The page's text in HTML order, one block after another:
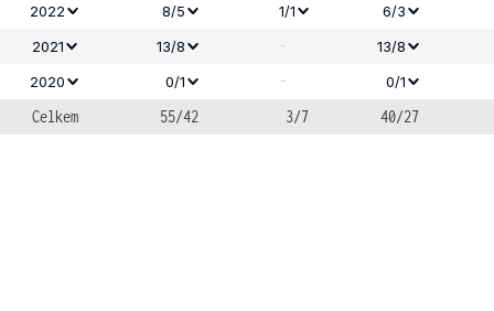
2022
8/5 1/1
6/3
2021
13/8 -
13/8
2020
0/1 - 0/1
Celkem 55/42 3/7 40/27